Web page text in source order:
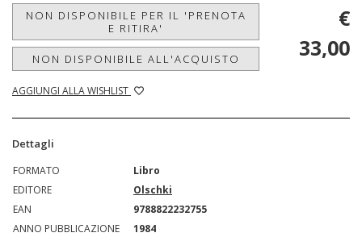
NON DISPONIBILE PER IL 'PRENOTA
E RITIRA'
NON DISPONIBILE ALL'ACQUISTO
AGGIUNGI ALLA WISHLIST
€
33,00
Dettagli
FORMATO
Libro
EDITORE
Olschki
EAN
9788822232755
ANNO PUBBLICAZIONE
1984